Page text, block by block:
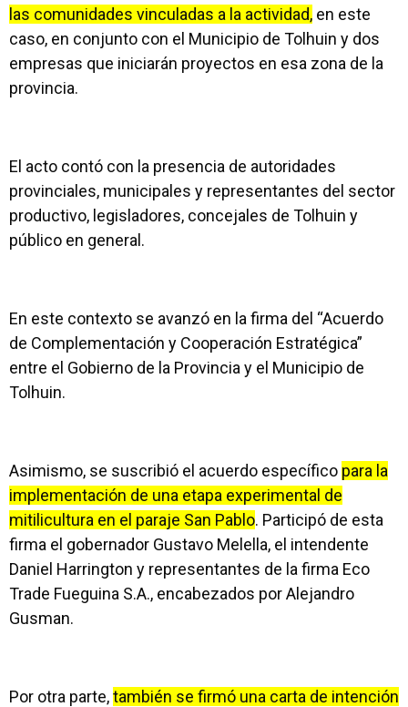
las comunidades vinculadas a la actividad, en este
caso, en conjunto con el Municipio de Tolhuin y dos
empresas que iniciarán proyectos en esa zona de la
provincia.
El acto contó con la presencia de autoridades
provinciales, municipales y representantes del sector
productivo, legisladores, concejales de Tolhuin y
público en general.
En este contexto se avanzó en la firma del “Acuerdo
de Complementación y Cooperación Estratégica”
entre el Gobierno de la Provincia y el Municipio de
Tolhuin.
Asimismo, se suscribió el acuerdo específico para la
implementación de una etapa experimental de
mitilicultura en el paraje San Pablo. Participó de esta
firma el gobernador Gustavo Melella, el intendente
Daniel Harrington y representantes de la firma Eco
Trade Fueguina S.A., encabezados por Alejandro
Gusman.
Por otra parte,también se firmó una carta de intención